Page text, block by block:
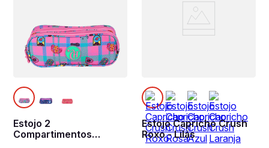
Estojo 2
Compartimentos
Estojo Capricho Crush
Roxo - Lilás